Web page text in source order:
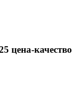
цена-качество